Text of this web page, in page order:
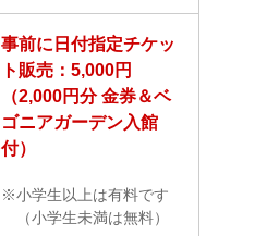
事前に日付指定チケッ
ト販売：5,000円
（2,000円分 金券＆ベ
ゴニアガーデン入館
付）
小学生以上は有料です
（小学生未満は無料）